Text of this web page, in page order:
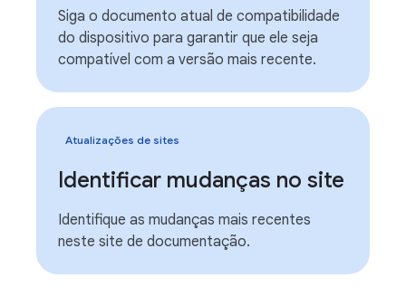
Siga o documento atual de compatibilidade
do dispositivo para garantir que ele seja
compatível com a versão mais recente.
Atualizações de sites
Identificar mudanças no site
Identifique as mudanças mais recentes
neste site de documentação.